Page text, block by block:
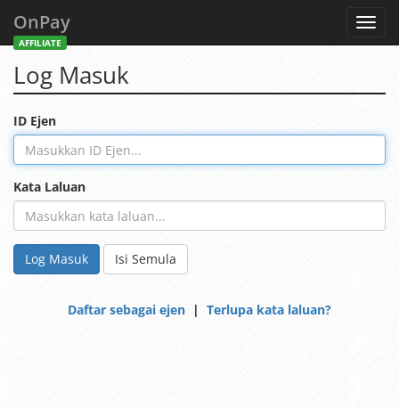
OnPay
AFFILIATE
Log Masuk
ID Ejen
Kata Laluan
Log Masuk Isi Semula
Daftar sebagai ejen | Terlupa kata laluan?